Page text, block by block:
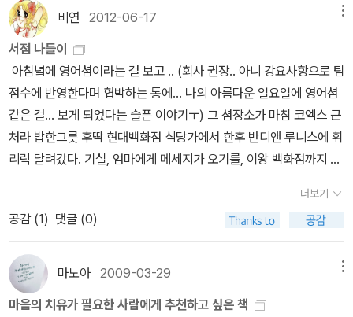
는 습관을 갖지 못하지.”선생님은 잠시 말을 멈추었다. “누군가 그런
방향으로 이끌어줄 사람이 필요하네. 혼자선 그런 생각을 하며 살기
는 힘든 법이거든.” 103 쪽 바로 우리 모두 평생의 스승이 필요하다는
말이었다. 마치 곧 이 세상에 없을 그가 자신이 살아온 세상을 말해주
는 것처럼 보다 앞선 삶을 산 이들의 도움이 우리에게 필요하다는 말
이었다. 노인老人. 그들은 우리 생의 스승이요, ‘살아있는 도서관’인
셈이다. 그는 죽는 법을 배우면 사는 법도 배우게 된다고 말했다. 다른
람은 없다. 그 이유는 모두 잠든 채 걸어다니는 것처럼 살기 때문이다.
해야 한다고 생각되는 일을 기계적으로 하고 살다는 것은 반쯤 졸면
서 사는 것이다. 모리 코치는 어떻게 죽어야 좋을지 배우면, 어떻게 살
아야 할지도 배운다고 했다. 자기가 언제쯤인가 죽게 되리라는 사실
을 깨달으면, 매사가 아주 다르게 보인다면서. 그에게 가족관은 곧 ‘사
랑’이다. 병들어 죽음을 체험하는 그에겐 그 무엇보다 특별한 것이었
코 베어 간다’라는 속담이 있다. 예전에도 그랬지만, 요즘에는 특히 다
른 사람들에 대한 믿음이 쉽게 가지 않는다. 사기, 보증, 성폭행에 관
한 범죄들 중 많은 부분이 주변 사람들을 통해 이루어지는 경우가 많
아졌기 때문이다. 하지만 우리 사회가 작게는 경제적으로, 크게는 인
간적으로 발전하려면 높은 신뢰도가 반드시 필요하다. 서로 믿음이
있고, 또 그 믿음을 배신하거나 배신당하지 않는다면 분명히 지금보
다 더 살기 좋은 사회가 되지 않을까?마지막으로 나는 “미치, 만일 저
그들은 자네를 멸시할 거야. 그리고 바닥에 있는 사람들에게 뽐내려
한다면 그것도 관두게. 그들은 자네를 질투하기만 할 테니까. 어느 계
층에 속하느냐로는 해결이 되지 않아. 열린 마음만이 자네를 모든 사
람 사이에서 동등하게 해줄 걸세.”라는 모리의 말을 여러분에게 던져
주고 싶다. 이 문장에는 너무나 많은 뜻이 담겨있기 때문이기 때문에,
자신의 마음으로 받아들이고 자신의 관점으로 보는 것이 가장 좋을
과 함께 앞으로도 끊임없이 회자될 것이다.
조물들과의 화해이기도 한 평화의 메세지입니다.최소한 저는 그렇게
느꼈네요. 문득 궁금해집니다.'나의 죽음은 어떤 모습일까?'
비연 2012-06-17
서점 나들이
아침녘에 영어셤이라는 걸 보고 .. (회사 권장.. 아니 강요사항으로 팀
점수에 반영한다며 협박하는 통에... 나의 아름다운 일요일에 영어셤
같은 걸... 보게 되었다는 슬픈 이야기ㅜ) 그 셤장소가 마침 코엑스 근
처라 밥한그릇 후딱 현대백화점 식당가에서 한후 반디앤 루니스에 휘
리릭 달려갔다. 기실, 엄마에게 메세지가 오기를, 이왕 백화점까지 들
머지 옷에 집중할 수 없다는, 말도 안되는 핑계를 메세지로 보내고는
서점으로 휘리릭 한 것이다. (물론 집에 와서 대박 잔소리 들어버렸다
쩝) 옷보다는 책. 뭐 어쩌겠는가. (피식) 오랜만의 서점 나들이라 가슴
이 콩닥콩닥. 이제 고속터미널의 영풍문고도 사라지고, 오프라인서점
이라봐야 손으로 꼽을 지경인데, 이 곳 코엑스의 반디앤 루니스 마저
없어진다면 너무 슬플 것이다. 따.라.서. 아무리 무거워도 오늘은 몇
더보기
공감 (1) 댓글 (0)
마노아2009-03-29
마음의 치유가 필요한 사람에게 추천하고 싶은 책